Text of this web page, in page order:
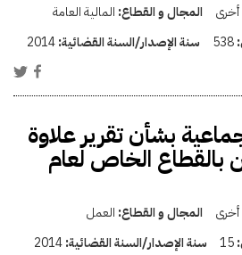
أخرى المجال و القطاع: المالية العامة
538 سنة الإصدار/السنة القضائية:2014
بشأن تقرير علاوة
بالقطاع الخاص لعام
أخرى المجال و القطاع: العمل
15 سنة الإصدار/السنة القضائية:2014